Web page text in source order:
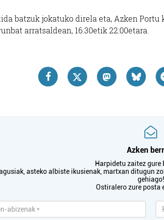
batzuk jokatuko direla eta, Azken
arratsaldean, 16:30etik 22:00etara.
Azken
Harpidetu zaitez gure
asteko albiste ikusienak, martxan ditugun
gehiago!
Ostiralero zure posta
HONDAR JATETXEA